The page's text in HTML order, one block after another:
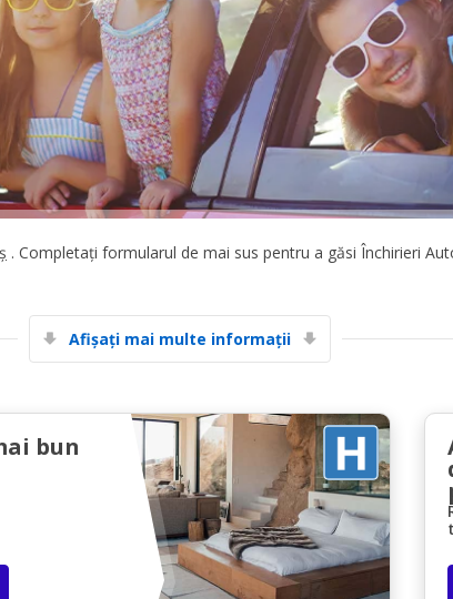
Economii de top
Accesați ofertele exclusive
. Completați formularul de mai sus pentru a găsi Închirieri
Afișați mai multe informații
bun